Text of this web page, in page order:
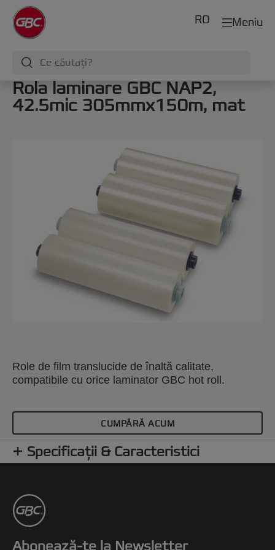
Meniu
RO
Rola laminare GBC NAP2,
42.5mic 305mmx150m, mat
Role de film translucide de înaltă calitate,
compatibile cu orice laminator GBC hot roll.
CUMPĂRĂ ACUM
Specificații & Caracteristici
Abonează-te la Newsletter